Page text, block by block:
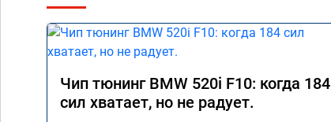
Чип тюнинг BMW 520i F10: когда 184
сил хватает, но не радует.